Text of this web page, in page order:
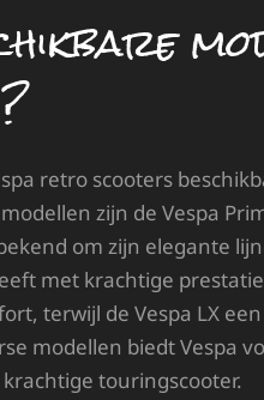
retro scooters
zijn de Vespa
om zijn elegante
met krachtige
terwijl de Vespa LX
modellen biedt Vespa
touringscooter.